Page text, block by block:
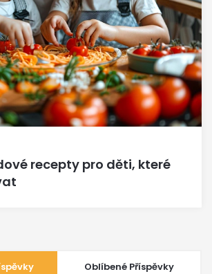
recepty pro děti, které
Oblíbené Příspěvky